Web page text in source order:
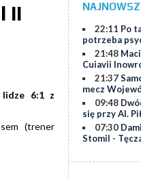
II
6:1 z
(trener
22:11 Po
potrzeba
21:48
Cuiavii
21:37
mecz
09:48
się przy Al.
07:30
Stomil -